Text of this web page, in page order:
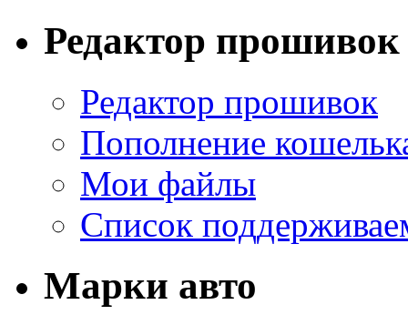
Редактор прошивок
Редактор прошивок
Пополнение
Мои файлы
Список
Марки авто